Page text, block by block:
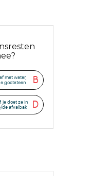
B
met water,
gootsteen
D
je doet ze in
de afvalbak